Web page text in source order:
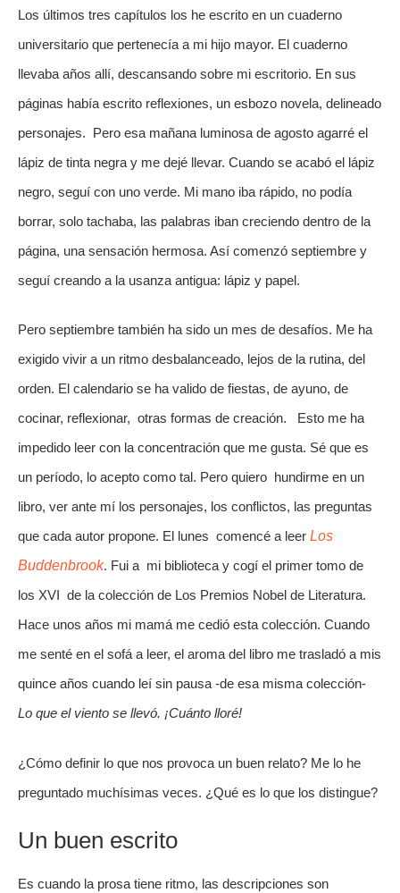
Los últimos tres capítulos los he escrito en un cuaderno
universitario que pertenecía a mi hijo mayor. El cuaderno
llevaba años allí, descansando sobre mi escritorio. En sus
páginas había escrito reflexiones, un esbozo novela, delineado
personajes.  Pero esa mañana luminosa de agosto agarré el
lápiz de tinta negra y me dejé llevar. Cuando se acabó el lápiz
negro, seguí con uno verde. Mi mano iba rápido, no podía
borrar, solo tachaba, las palabras iban creciendo dentro de la
página, una sensación hermosa. Así comenzó septiembre y
seguí creando a la usanza antigua: lápiz y papel.
Pero septiembre también ha sido un mes de desafíos. Me ha
exigido vivir a un ritmo desbalanceado, lejos de la rutina, del
orden. El calendario se ha valido de fiestas, de ayuno, de
cocinar, reflexionar,  otras formas de creación.   Esto me ha
impedido leer con la concentración que me gusta. Sé que es
un período, lo acepto como tal. Pero quiero  hundirme en un
libro, ver ante mí los personajes, los conflictos, las preguntas
que cada autor propone. El lunes  comencé a leer Los
Buddenbrook. Fui a  mi biblioteca y cogí el primer tomo de
los XVI  de la colección de Los Premios Nobel de Literatura.
Hace unos años mi mamá me cedió esta colección. Cuando
me senté en el sofá a leer, el aroma del libro me trasladó a mis
Lo que el viento se llevó. ¡Cuánto lloré!
¿Cómo definir lo que nos provoca un buen relato? Me lo he
preguntado muchísimas veces. ¿Qué es lo que los distingue?
Un buen escrito
Es cuando la prosa tiene ritmo, las descripciones son